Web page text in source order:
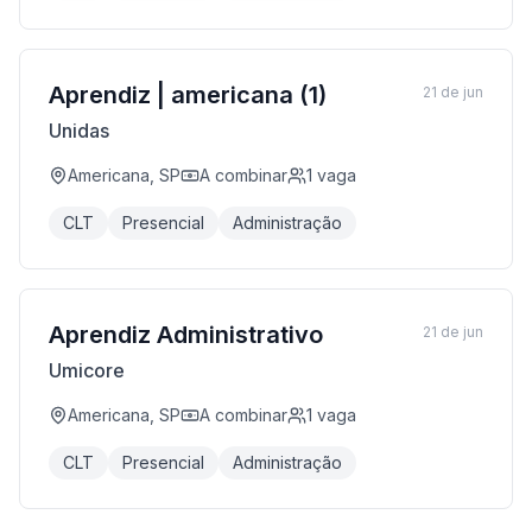
Aprendiz | americana (1)
Unidas
Americana, SP A combinar 1 vaga
CLT Presencial Administração
21 de jun
Aprendiz Administrativo
Umicore
Americana, SP A combinar 1 vaga
CLT Presencial Administração
21 de jun